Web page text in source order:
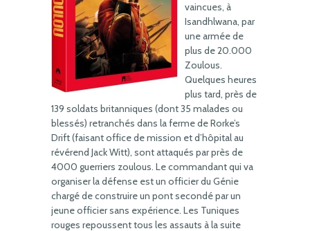
vaincues, à
Isandhlwana, par
une armée de
plus de 20.000
Zoulous.
Quelques heures
plus tard, près de
139 soldats britanniques (dont 35 malades ou
blessés) retranchés dans la ferme de Rorke’s
Drift (faisant office de mission et d’hôpital au
révérend Jack Witt), sont attaqués par près de
4000 guerriers zoulous. Le commandant qui va
organiser la défense est un officier du Génie
chargé de construire un pont secondé par un
jeune officier sans expérience. Les Tuniques
rouges repoussent tous les assauts à la suite